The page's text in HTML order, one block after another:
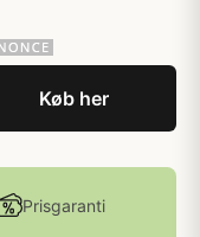
Køb her
Prisgaranti